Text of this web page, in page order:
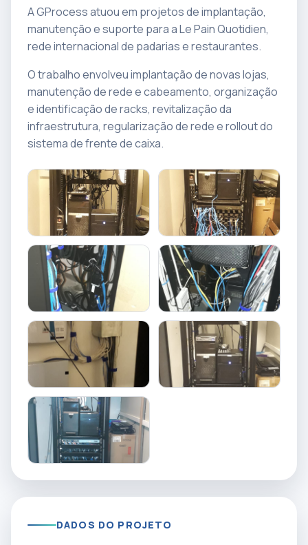
A GProcess atuou em projetos de implantação,
manutenção e suporte para a Le Pain Quotidien,
rede internacional de padarias e restaurantes.
O trabalho envolveu implantação de novas lojas,
manutenção de rede e cabeamento, organização
e identificação de racks, revitalização da
infraestrutura, regularização de rede e rollout do
sistema de frente de caixa.
DADOS DO PROJETO